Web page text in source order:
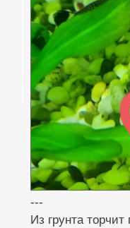
---
Из грунта